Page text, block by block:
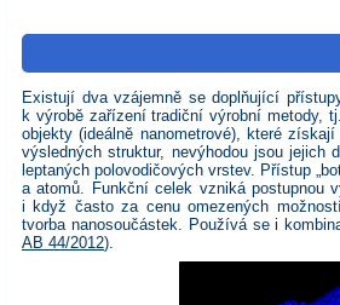
Existují dva vzájemně se doplňující
k výrobě zařízení tradiční výrobní metody,
objekty (ideálně nanometrové), které
výsledných struktur, nevýhodou jsou jejich
leptaných polovodičových vrstev. Přístup
a atomů. Funkční celek vzniká postupnou
i když často za cenu omezených
tvorba nanosoučástek. Používá se i
AB 44/2012).